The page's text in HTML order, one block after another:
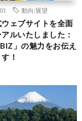
動向/展望
ェブサイトを全面
ルいたしました：
BIZ」の魅力をお伝え
！